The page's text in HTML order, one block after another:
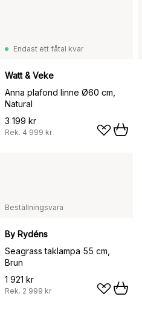
Endast ett fåtal kvar
Watt & Veke
Anna plafond linne Ø60 cm,
Natural
3 199 kr
Rek. 4 999 kr
Beställningsvara
By Rydéns
Seagrass taklampa 55 cm,
Brun
1 921 kr
Rek. 2 999 kr